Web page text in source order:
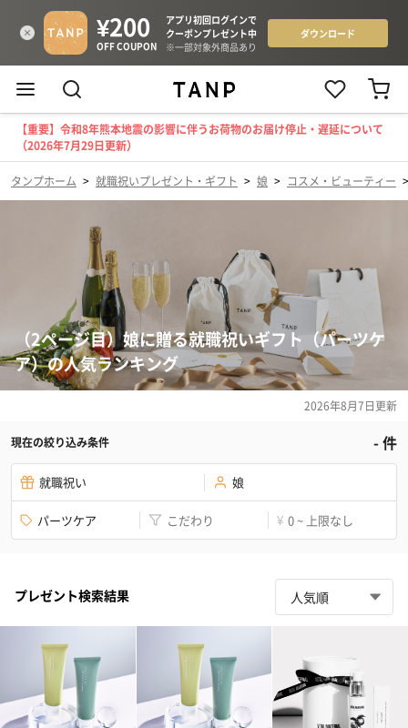
【重要】令和8年熊本地震の影響に伴うお荷物のお届け停止・遅延について
（2026年7月29日更新）
タンプホーム > 就職祝いプレゼント・ギフト > 娘 > コスメ・ビューティー
（2ページ目）娘に贈る就職祝いギフト（パーツケ
ア）の人気ランキング
2026年8月7日更新
現在の絞り込み条件 -件
就職祝い 娘
パーツケア こだわり ¥ 0 ~ 上限なし
プレゼント検索結果